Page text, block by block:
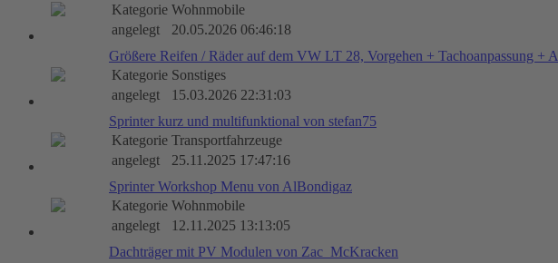
Kategorie Wohnmobile
angelegt
20.05.2026 06:46:18
Größere Reifen / Räder auf dem VW LT 28, Vorgehen + Tachoanpassung +
Kategorie Sonstiges
angelegt
15.03.2026 22:31:03
Sprinter kurz und multifunktional von stefan75
Kategorie Transportfahrzeuge
angelegt
25.11.2025 17:47:16
Sprinter Workshop Menu von AlBondigaz
Kategorie Wohnmobile
angelegt
12.11.2025 13:13:05
Dachträger mit PV Modulen von Zac_McKracken